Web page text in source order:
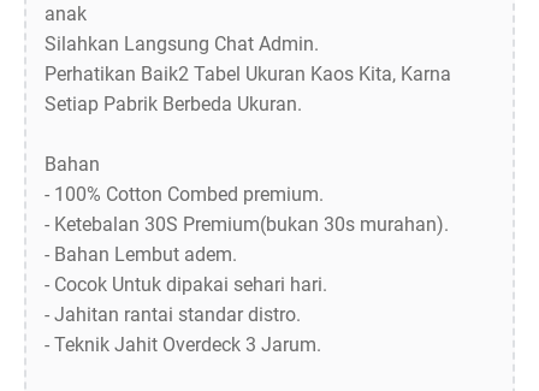
anak
Silahkan Langsung Chat Admin.
Perhatikan Baik2 Tabel Ukuran Kaos Kita, Karna
Setiap Pabrik Berbeda Ukuran.
Bahan
- 100% Cotton Combed premium.
- Ketebalan 30S Premium(bukan 30s murahan).
- Bahan Lembut adem.
- Cocok Untuk dipakai sehari hari.
- Jahitan rantai standar distro.
- Teknik Jahit Overdeck 3 Jarum.